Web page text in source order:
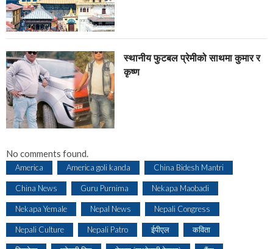
स्थानीय फुटबल प्रेमीको साथमा कुमार र
कृष्ण
No comments found.
America America goli kanda China Bidesh Mantri
China News Guru Purnima Nekapa Maobadi
Nekapa Yemale Nepal News Nepali Congress
Nepali Culture Nepali Patro ईपीएल कविता